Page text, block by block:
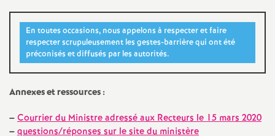
En toutes occasions, nous appelons à respecter et faire
respecter scrupuleusement les gestes-barrière qui ont été
préconisés et diffusés par les autorités.
Annexes et ressources :
–Courrier du Ministre adressé aux Recteurs le 15 mars 2020
–questions/réponses sur le site du ministère